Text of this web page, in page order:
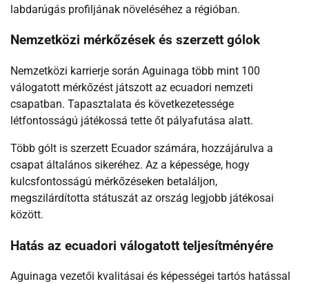
labdarúgás profiljának növeléséhez a régióban.
Nemzetközi mérkőzések és szerzett gólok
Nemzetközi karrierje során Aguinaga több mint 100
válogatott mérkőzést játszott az ecuadori nemzeti
csapatban. Tapasztalata és következetessége
létfontosságú játékossá tette őt pályafutása alatt.
Több gólt is szerzett Ecuador számára, hozzájárulva a
csapat általános sikeréhez. Az a képessége, hogy
kulcsfontosságú mérkőzéseken betaláljon,
megszilárdította státuszát az ország legjobb játékosai
között.
Hatás az ecuadori válogatott teljesítményére
Aguinaga vezetői kvalitásai és képességei tartós hatással